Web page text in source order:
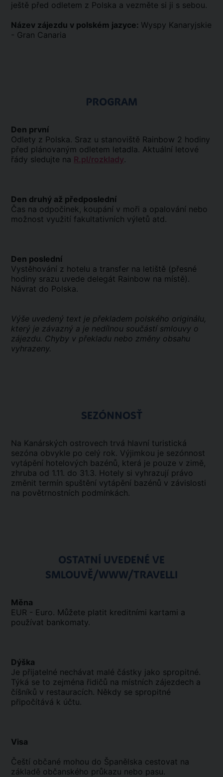
ještě před odletem z Polska a vezměte si ji s sebou.
Název zájezdu v polském jazyce: Wyspy Kanaryjskie
- Gran Canaria
PROGRAM
Den první
Odlety z Polska. Sraz u stanoviště Rainbow 2 hodiny
před plánovaným odletem letadla. Aktuální letové
řády sledujte na R.pl/rozklady.
Den druhý až předposlední
Čas na odpočinek, koupání v moři a opalování nebo
možnost využití fakultativních výletů atd.
Den poslední
Vystěhování z hotelu a transfer na letiště (přesné
hodiny srazu uvede delegát Rainbow na místě).
Návrat do Polska.
Výše uvedený text je překladem polského originálu,
který je závazný a je nedílnou součástí smlouvy o
zájezdu. Chyby v překladu nebo změny obsahu
vyhrazeny.
SEZÓNNOSŤ
Na Kanárských ostrovech trvá hlavní turistická
sezóna obvykle po celý rok. Výjimkou je sezónnost
vytápění hotelových bazénů, která je pouze v zimě,
zhruba od 1.11. do 31.3. Hotely si vyhrazují právo
změnit termín spuštění vytápění bazénů v závislosti
na povětrnostních podmínkách.
OSTATNÍ UVEDENÉ VE
SMLOUVĚ/WWW/TRAVELLI
Měna
EUR - Euro. Můžete platit kreditními kartami a
používat bankomaty.
Dýška
Je přijatelné nechávat malé částky jako spropitné.
Týká se to zejména řidičů na místních zájezdech a
číšníků v restauracích. Někdy se spropitné
připočítává k účtu.
Visa
Čeští občané mohou do Španělska cestovat na
základě občanského průkazu nebo pasu.